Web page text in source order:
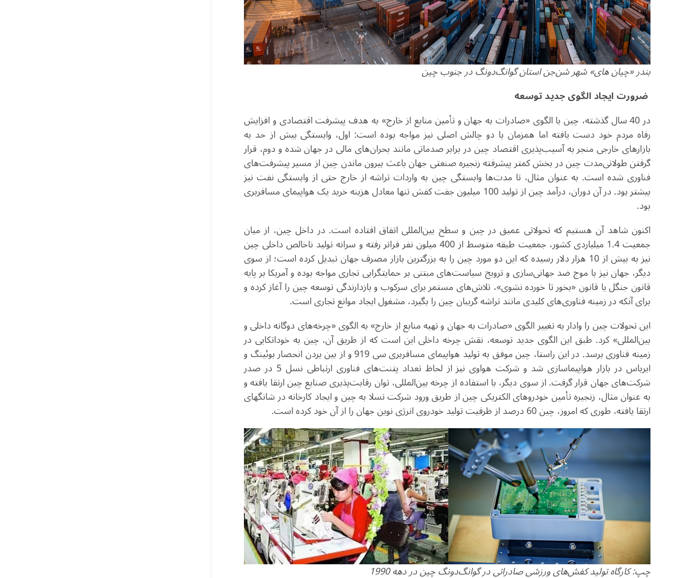
بندر «چیان های» شهر شن‌جن استان گوانگ‌دونگ در جنوب چین
ضرورت ایجاد الگوی جدید توسعه
در 40 سال گذشته، چین با الگوی «صادرات به جهان و تأمین منابع از خارج» به هدف پیشرفت اقتصادی و افزایش
رفاه مردم خود دست یافته اما همزمان با دو چالش اصلی نیز مواجه بوده است: اول، وابستگی بیش از حد به
بازارهای خارجی منجر به آسیب‌پذیری اقتصاد چین در برابر صدماتی مانند بحران‌های مالی در جهان شده و دوم، قرار
گرفتن طولانی‌مدت چین در بخش کمتر پیشرفته زنجیره صنعتی جهان باعث بیرون ماندن چین از مسیر پیشرفت‌های
فناوری شده است. به عنوان مثال، تا مدت‌ها وابستگی چین به واردات تراشه از خارج حتی از وابستگی نفت نیز
بیشتر بود. در آن دوران، درآمد چین از تولید 100 میلیون جفت کفش تنها معادل هزینه خرید یک هواپیمای مسافربری
بود.
اکنون شاهد آن هستیم که تحولاتی عمیق در چین و سطح بین‌المللی اتفاق افتاده است. در داخل چین، از میان
جمعیت 1.4 میلیاردی کشور، جمعیت طبقه متوسط از 400 میلون نفر فراتر رفته و سرانه تولید ناخالص داخلی چین
نیز به بیش از 10 هزار دلار رسیده که این دو مورد چین را به بزرگترین بازار مصرف جهان تبدیل کرده است؛ از سوی
دیگر، جهان نیز با موج ضد جهانی‌سازی و ترویج سیاست‌های مبتنی بر حمایتگرایی تجاری مواجه بوده و آمریکا بر پایه
قانون جنگل یا قانون «بخور تا خورده نشوی»، تلاش‌های مستمر برای سرکوب و بازدارندگی توسعه چین را آغاز کرده و
برای آنکه در زمینه فناوری‌های کلیدی مانند تراشه گریبان چین را بگیرد، مشغول ایجاد موانع تجاری است.
این تحولات چین را وادار به تغییر الگوی «صادرات به جهان و تهیه منابع از خارج» به الگوی «چرخه‌های دوگانه داخلی و
بین‌المللی» کرد. طبق این الگوی جدید توسعه، نقش چرخه داخلی این است که از طریق آن، چین به خوداتکایی در
زمینه فناوری برسد. در این راستا، چین موفق به تولید هواپیمای مسافربری سی 919 و از بین بردن انحصار بوئینگ و
ایرباس در بازار هواپیماسازی شد و شرکت هواوی نیز از لحاظ تعداد پتنت‌های فناوری ارتباطی نسل 5 در صدر
شرکت‌های جهان قرار گرفت. از سوی دیگر، با استفاده از چرخه بین‌المللی، توان رقابت‌پذیری صنایع چین ارتقا یافته و
به عنوان مثال، زنجیره تأمین خودروهای الکتریکی چین از طریق ورود شرکت تسلا به چین و ایجاد کارخانه در شانگهای
ارتقا یافته، طوری که امروز، چین 60 درصد از ظرفیت تولید خودروی انرژی نوین جهان را از آن خود کرده است .
چپ: کارگاه تولید کفش‌های ورزشی صادراتی در گوانگ‌دونگ چین در دهه 1990